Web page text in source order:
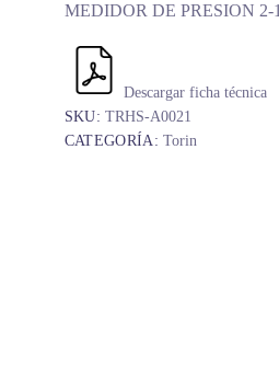
MEDIDOR DE PRESION 2-
Descargar ficha técnica
SKU:TRHS-A0021
CATEGORÍA:Torin